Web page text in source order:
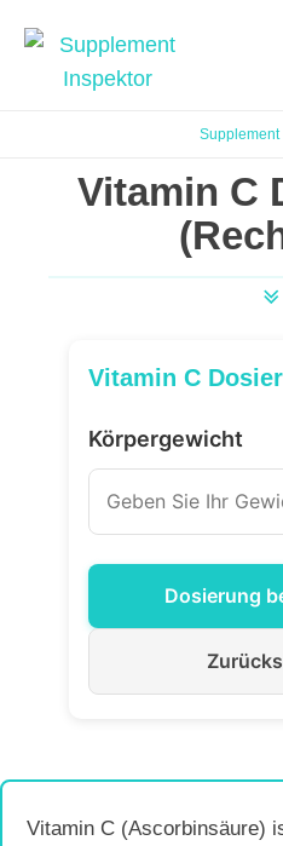
Supplement
Vitamin C
Vitamin C
Körpergewicht
Dosierung
Vitamin C (Ascorbinsäure)